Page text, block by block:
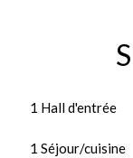
1 Hall d'entrée
1 Séjour/cuisine